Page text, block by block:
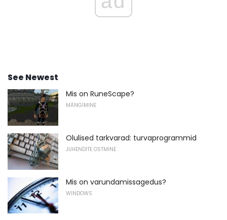
See Newest
Mis on RuneScape?
MÄNGIMINE
Olulised tarkvarad: turvaprogrammid
JUHENDITE OSTMINE
Mis on varundamissagedus?
WINDOWS